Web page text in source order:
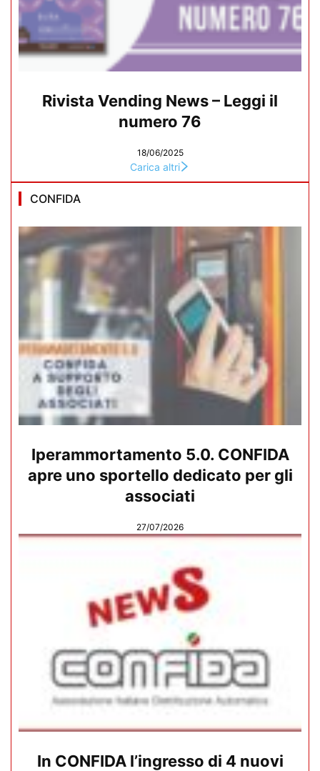
Rivista Vending News – Leggi il
numero 76
18/06/2025
Carica altri
CONFIDA
Iperammortamento 5.0. CONFIDA
apre uno sportello dedicato per gli
associati
27/07/2026
In CONFIDA l’ingresso di 4 nuovi